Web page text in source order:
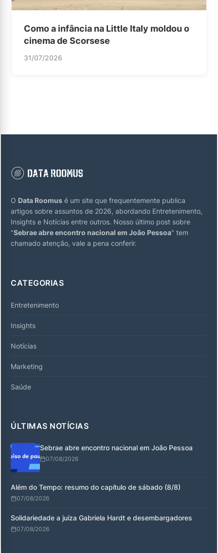
Como a infância na Little Italy moldou o
cinema de Scorsese
31/07/2026
O Data Roomus é um site que frequentemente publica
artigos sobre assuntos de 2026, abordando Entretenimento,
Insights e Notícias entre outros. Nosso último post sobre
"Sebrae abre encontro nacional em João Pessoa" tem
chamado atenção, vale a pena conferir.
CATEGORIAS
Entretenimento
Insights
Notícias
Marketing
Saúde
ÚLTIMAS NOTÍCIAS
Sebrae abre encontro nacional em João Pessoa
07/08/2026
Além do Tempo: resumo do capítulo de sábado (8/8)
07/08/2026
Solidariedade a juíza Gabriela Hardt e desembargadores
07/08/2026